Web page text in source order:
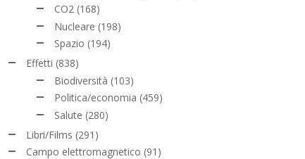
CO2 (168)
Nucleare (198)
Spazio (194)
Effetti (838)
Biodiversità (103)
Politica/economia (459)
Salute (280)
Libri/Films (291)
Campo elettromagnetico (91)